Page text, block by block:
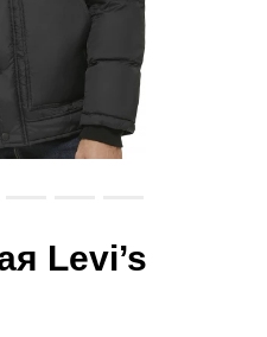
Levi’s